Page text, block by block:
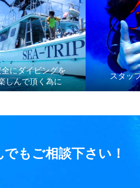
全にダイビングを
しんで頂く為に
スタッ
でもご相談下さい！